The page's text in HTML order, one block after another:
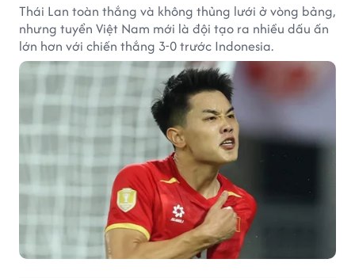
Thái Lan toàn thắng và không thủng lưới ở vòng bảng,
nhưng tuyển Việt Nam mới là đội tạo ra nhiều dấu ấn
lớn hơn với chiến thắng 3-0 trước Indonesia.